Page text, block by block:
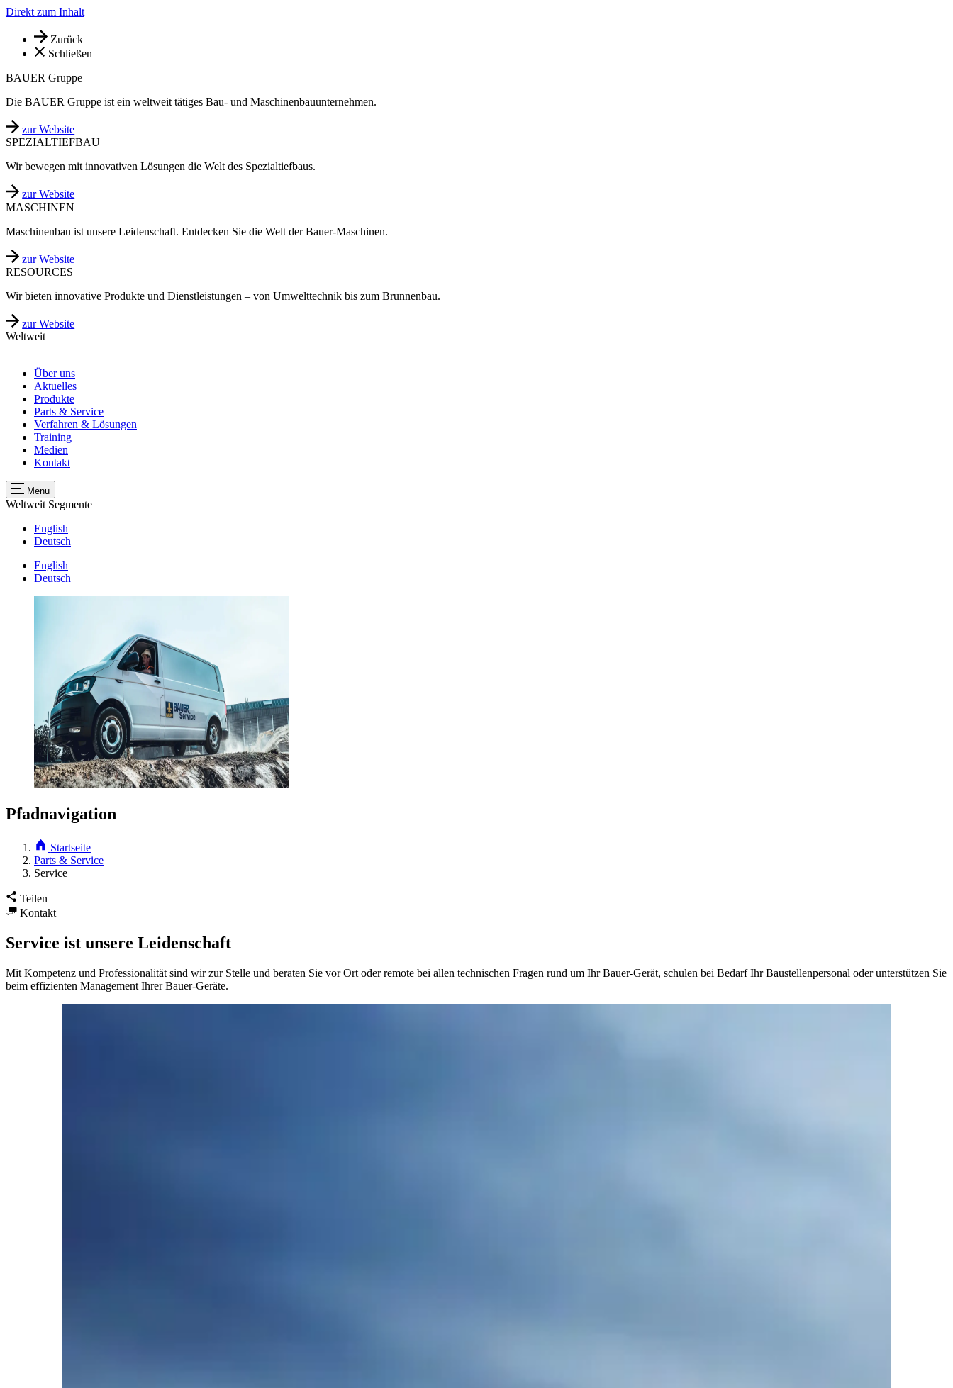
Direkt zum Inhalt
Zurück
Schließen
BAUER Gruppe
Die BAUER Gruppe ist ein weltweit tätiges Bau- und Maschinenbauunternehmen.
zur Website
SPEZIALTIEFBAU
Wir bewegen mit innovativen Lösungen die Welt des Spezialtiefbaus.
zur Website
MASCHINEN
Maschinenbau ist unsere Leidenschaft. Entdecken Sie die Welt der Bauer-Maschinen.
zur Website
RESOURCES
Wir bieten innovative Produkte und Dienstleistungen – von Umwelttechnik bis zum Brunnenbau.
zur Website
Weltweit
Über uns
Aktuelles
Produkte
Parts & Service
Verfahren & Lösungen
Training
Medien
Kontakt
Menu
Weltweit Segmente
English
Deutsch
English
Deutsch
Pfadnavigation
Startseite
Parts & Service
Service
Teilen
Kontakt
Service ist unsere Leidenschaft
Mit Kompetenz und Professionalität sind wir zur Stelle und beraten Sie vor Ort oder remote bei allen technischen Fragen rund um Ihr Bauer-Gerät, schulen bei Bedarf Ihr Baustellenpersonal oder unterstützen Sie
beim effizienten Management Ihrer Bauer-Geräte.